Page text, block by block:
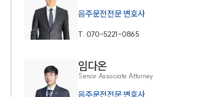
음주운전전문 변호사
T. 070-5221-0865
임다온
Senior Associate Attorney
음주운전전문 변호사